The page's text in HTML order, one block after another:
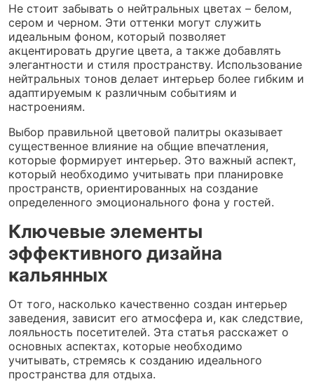
Не стоит забывать о нейтральных цветах – белом,
сером и черном. Эти оттенки могут служить
идеальным фоном, который позволяет
акцентировать другие цвета, а также добавлять
элегантности и стиля пространству. Использование
нейтральных тонов делает интерьер более гибким и
адаптируемым к различным событиям и
настроениям.
Выбор правильной цветовой палитры оказывает
существенное влияние на общие впечатления,
которые формирует интерьер. Это важный аспект,
который необходимо учитывать при планировке
пространств, ориентированных на создание
определенного эмоционального фона у гостей.
Ключевые элементы
эффективного дизайна
кальянных
От того, насколько качественно создан интерьер
заведения, зависит его атмосфера и, как следствие,
лояльность посетителей. Эта статья расскажет о
основных аспектах, которые необходимо
учитывать, стремясь к созданию идеального
пространства для отдыха.